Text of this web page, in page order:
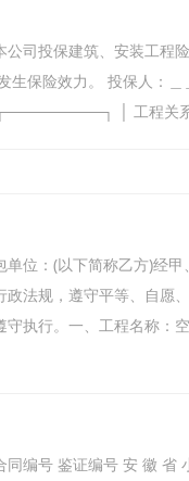
司投保建筑、安装工程
保险效力。 投保人：＿
│ 工程关
位：(以下简称乙方)经
法规，遵守平等、自愿
执行。一、工程名称：
编号 鉴证编号 安 徽 省